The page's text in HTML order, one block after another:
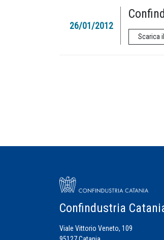
26/01/2012
Scarica
Confindustria
Viale Vittorio Veneto, 109